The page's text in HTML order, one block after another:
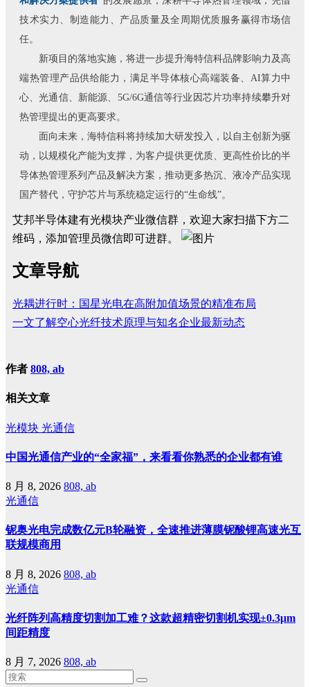
技术实力、制造能力、产品质量及全周期优质服务赢得市场信
任。
新项目的落地实施，将进一步提升海特信科品牌影响力及高
端热管理产品供给能力，满足半导体核心高端装备、AI算力中
心、光通信、新能源、5G/6G通信等行业因芯片功率持续攀升对
热管理提出的更高要求。
面向未来，海特信科将持续加大研发投入，以自主创新为驱
动，以规模化产能为支撑，为客户提供更优质、更高性价比的半
导体热管理系列产品及解决方案，推动更多热沉、液冷产品实现
国产替代，守护芯片与系统稳定运行的“生命线”。
艾邦半导体建有光模块产业微信群，欢迎大家扫描下方二
维码，添加管理员微信即可进群。
文章导航
光耦进行时：国星光电在高附加值场景的精准布局
一文了解空心光纤技术原理与知名企业最新动态
作者 808, ab
相关文章
光模块 光通信
中国光通信产业的“全家福”，来看看你熟悉的企业都有谁
8 月 8, 2026 808, ab
光通信
铌奥光电完成数亿元B轮融资，全速推进薄膜铌酸锂高速光互
联规模商用
8 月 8, 2026 808, ab
光通信
光纤阵列高精度切割加工难？这款超精密切割机实现±0.3μm
间距精度
8 月 7, 2026 808, ab